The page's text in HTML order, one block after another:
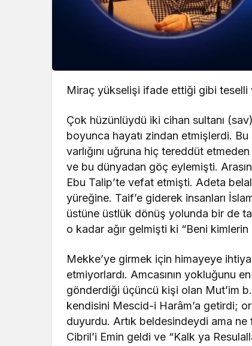
Miraç yükselişi ifade ettiği gibi teselli
Çok hüzünlüydü iki cihan sultanı
boyunca hayatı zindan etmişlerdi.
varlığını uğruna hiç tereddüt
ve bu dünyadan göç eylemişti.
Ebu Talip’te vefat etmişti. Adeta
yüreğine. Taif’e giderek insanları
üstüne üstlük dönüş yolunda bir de
o kadar ağır gelmişti ki “Beni kimlerin
Mekke’ye girmek için himayeye
etmiyorlardı. Amcasının yokluğunu
gönderdiği üçüncü kişi olan Mut’im
kendisini Mescid-i Harâm’a getirdi;
duyurdu. Artık beldesindeydi ama ne
Cibril’i Emin geldi ve “Kalk ya